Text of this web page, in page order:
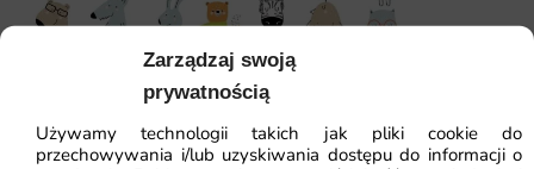
Zarządzaj swoją
prywatnością
Używamy technologii takich jak pliki cookie do
przechowywania i/lub uzyskiwania dostępu do informacji o
Fototapeta Hipopotamy to nie tylko ozdoba ściany, ale i
sposób na zbudowanie wyjątkowej atmosfery wnętrza.
Wybierając ten wzór, stawiasz na autorski design, trwałą
Fototapeta Słodkie Zwierzaki